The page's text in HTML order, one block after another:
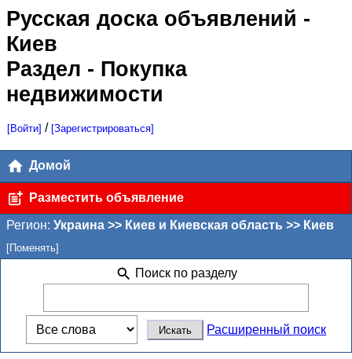
Русская доска объявлений -
Киев
Раздел - Покупка
недвижимости
[Войти] / [Зарегистрироваться]
Домой
Разместить объявление
Регион: Украина >> Киев и Киевская область >> Киев
[Поменять]
Поиск по разделу
Расширенный поиск